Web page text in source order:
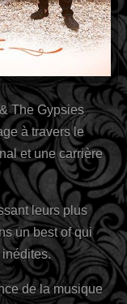
The Gypsies
à travers le
et une carrière
leurs plus
un best of qui
de la musique